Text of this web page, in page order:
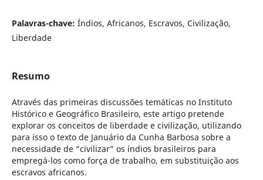
Palavras-chave: Índios, Africanos, Escravos, Civilização,
Liberdade
Resumo
Através das primeiras discussões temáticas no Instituto
Histórico e Geográfico Brasileiro, este artigo pretende
explorar os conceitos de liberdade e civilização, utilizando
para isso o texto de Januário da Cunha Barbosa sobre a
necessidade de “civilizar” os índios brasileiros para
empregá-los como força de trabalho, em substituição aos
escravos africanos.